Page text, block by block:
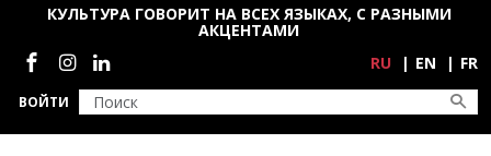
Перейти к основному содержанию
ВОЙТИ
КУЛЬТУРА ГОВОРИТ НА ВСЕХ ЯЗЫКАХ, С РАЗНЫМИ
АКЦЕНТАМИ
Социальные сети
RU EN FR